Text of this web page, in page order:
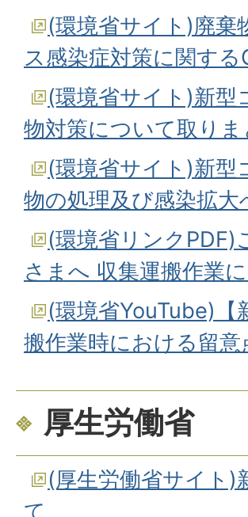
(環境省サイト)廃棄
ス感染症対策に関する
(環境省サイト)新型
物対策について取り
(環境省サイト)新型
物の処理及び感染拡
(環境省リンクPDF)
さまへ 収集運搬作業
(環境省YouTube)【
搬作業時における留意
厚生労働省
(厚生労働省サイト)
て